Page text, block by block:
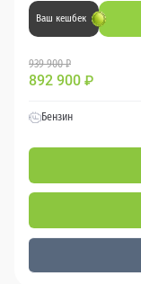
Ваш кешбек
939 900 ₽
892 900 ₽
Бензин